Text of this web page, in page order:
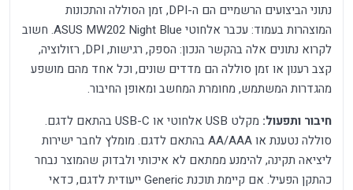
נתוני הביצועים הרשמיים הם ה-DPI, זמן הסוללה והתכונות
המוצהרות בעמוד: עכבר אלחוטי ASUS MW202 Night Blue. חשוב
לקרוא נתונים אלה בהקשר הנכון: הספק, רגישות, DPI, רזולוציה,
קצב רענון או זמן סוללה הם מדדים שונים, וכל אחד מהם מושפע
מהגדרות המשתמש, מחומרת המחשב ומאופן החיבור.
חיבור ותפעול:
מקלט USB אלחוטי או USB-C בהתאם לדגם.
סוללה נטענת או AA/AAA בהתאם לדגם. מומלץ לחבר ישירות
ליציאה תקינה, להימנע ממתאם לא איכותי ולבדוק שהמוצר נבחר
כהתקן הפעיל. אם קיימת תוכנת Generic ייעודית לדגם, כדאי